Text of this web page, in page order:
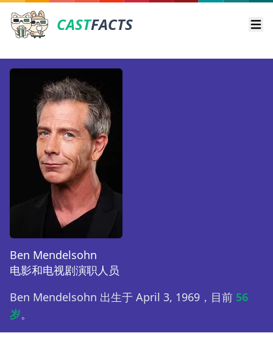
CASTFACTS
Ben Mendelsohn
电影和电视剧演职人员
Ben Mendelsohn 出生于 April 3, 1969，目前 56
岁。